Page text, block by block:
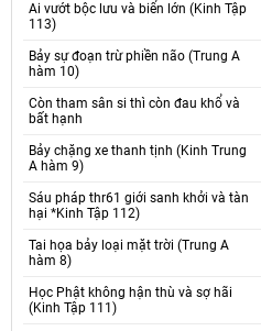
Ai vướt bộc lưu và biển lớn (Kinh Tập
113)
Bảy sự đoạn trừ phiền não (Trung A
hàm 10)
Còn tham sân si thì còn đau khổ và
bất hạnh
Bảy chặng xe thanh tịnh (Kinh Trung
A hàm 9)
Sáu pháp thr61 giới sanh khởi và tàn
hại *Kinh Tập 112)
Tai họa bảy loại mặt trời (Trung A
hàm 8)
Học Phật không hận thù và sợ hãi
(Kinh Tập 111)